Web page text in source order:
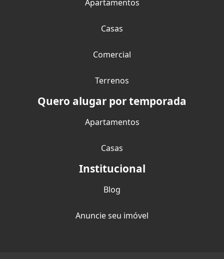
Apartamentos
Casas
Comercial
Terrenos
Quero alugar por temporada
Apartamentos
Casas
Institucional
Blog
Anuncie seu imóvel